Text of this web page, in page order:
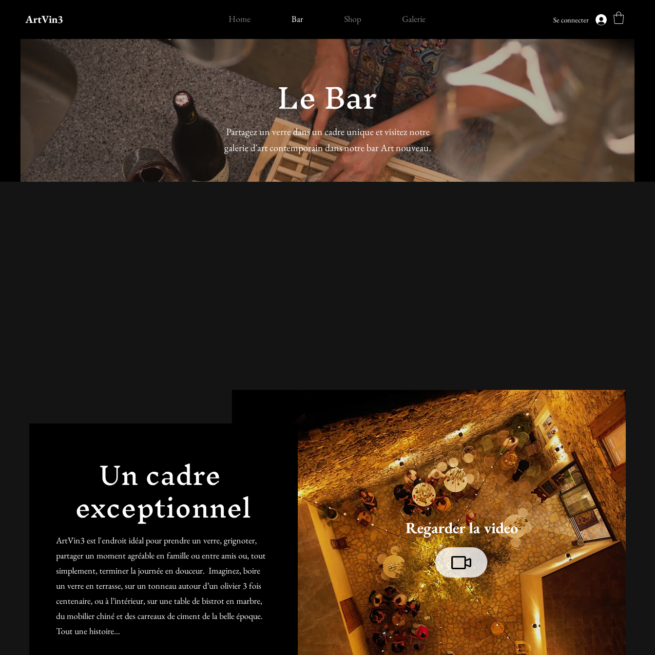
ArtVin3 Home Bar Shop Galerie Se connecter
Le Bar
Partagez un verre dans un cadre unique et visitez notre
galerie d'art contemporain dans notre bar Art nouveau.
Un cadre
exceptionnel
ArtVin3 est l'endroit idéal pour prendre un verre, grignoter,
partager un moment agréable en famille ou entre amis ou, tout
simplement, terminer la journée en douceur. Imaginez, boire
un verre en terrasse, sur un tonneau autour d’un olivier 3 fois
centenaire, ou à l’intérieur, sur une table de bistrot en marbre,
du mobilier chiné et des carreaux de ciment de la belle époque.
Tout une histoire…
Regarder la video